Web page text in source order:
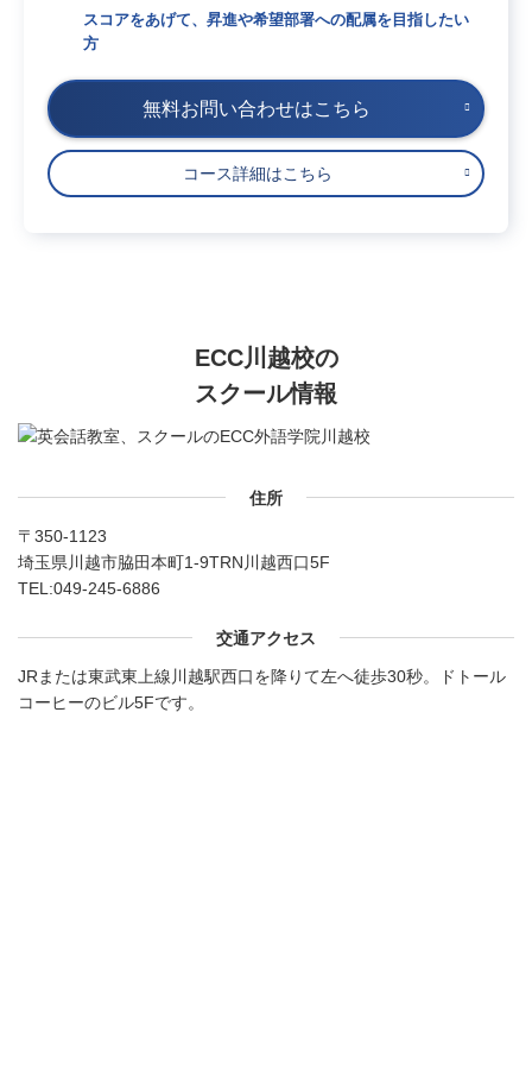
スコアをあげて、昇進や希望部署への配属を目指したい
方
無料お問い合わせはこちら
コース詳細はこちら
ECC川越校の
スクール情報
住所
〒350-1123
埼玉県川越市脇田本町1-9TRN川越西口5F
TEL:049-245-6886
交通アクセス
JRまたは東武東上線川越駅西口を降りて左へ徒歩30秒。ドトール
コーヒーのビル5Fです。